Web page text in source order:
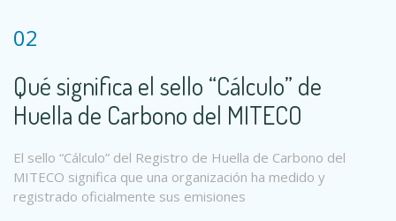
02
Qué significa el sello “Cálculo” de
Huella de Carbono del MITECO
El sello “Cálculo” del Registro de Huella de Carbono del
MITECO significa que una organización ha medido y
registrado oficialmente sus emisiones